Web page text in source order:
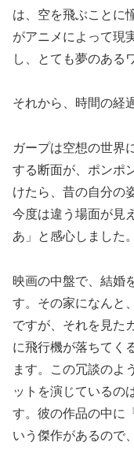
は、空を飛ぶことに
がアニメによって現
し、とても夢のある
それから、時間の経
ガープは空想の世界
する断面が、ポンポ
けたら、昔の自分の
今度は違う場面が見
あ」と感心しました。
映画の中盤で、結婚
す。その家になんと
ですが、それを見た
に飛行機が落ちてく
ます。この冗談のよ
ットを演じているの
す。彼の作品の中に
いう傑作があるので